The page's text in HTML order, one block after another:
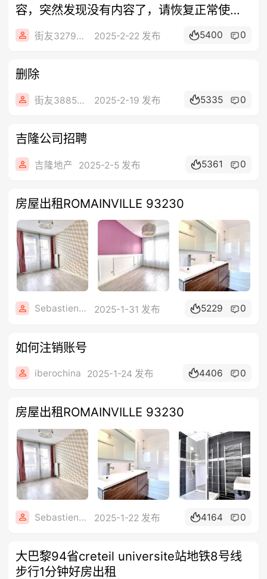
容，突然发现没有内容了，请恢复正常使
用，谢
街友32790849 2025-2-22 发布 5400 0
删除
街友38854884 2025-2-19 发布 5335 0
吉隆公司招聘
吉隆地产 2025-2-5 发布 5361 0
房屋出租ROMAINVILLE 93230
Sebastien8899 2025-1-31 发布 5229 0
如何注销账号
iberochina 2025-1-24 发布 4406 0
房屋出租ROMAINVILLE 93230
Sebastien8899 2025-1-22 发布 4164 0
大巴黎94省creteil universite站地铁8号线
步行1分钟好房出租